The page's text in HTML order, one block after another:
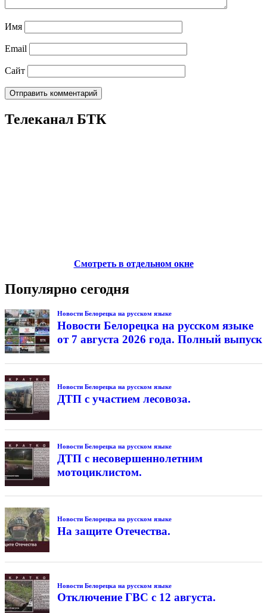
Имя
Email
Сайт
Телеканал БТК
Смотреть в отдельном окне
Популярно сегодня
Новости Белорецка на русском языке
Новости Белорецка на русском языке
от 7 августа 2026 года. Полный выпуск
Новости Белорецка на русском языке
ДТП с участием лесовоза.
Новости Белорецка на русском языке
ДТП с несовершеннолетним
мотоциклистом.
Новости Белорецка на русском языке
На защите Отечества.
Новости Белорецка на русском языке
Отключение ГВС с 12 августа.